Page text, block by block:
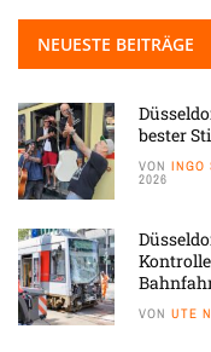
NEUESTE BEITRÄGE
bester
VON INGO
2026
VON UTE